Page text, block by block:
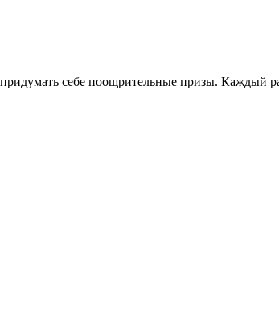
себе поощрительные призы. Каждый